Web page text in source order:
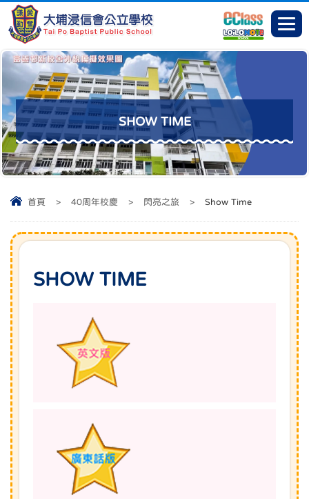
SHOW TIME
首頁 > 40周年校慶 > 閃亮之旅 > Show Time
SHOW TIME